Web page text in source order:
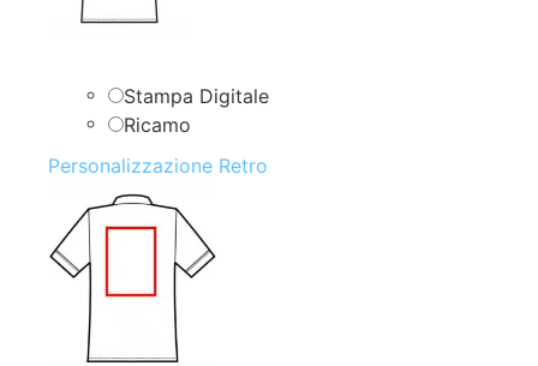
Stampa Digitale
Ricamo
Personalizzazione Retro